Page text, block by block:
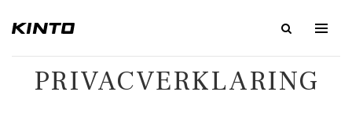
PRIVACVERKLARING